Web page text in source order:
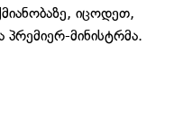
იცოდეთ,
პრემიერ-მინისტრმა.